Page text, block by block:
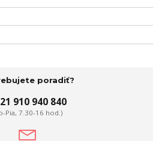
poradiť?
910 940 840
Pia, 7.30-16 hod.)